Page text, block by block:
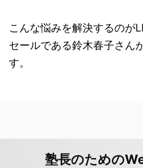
こんな悩みを解決するのが
セールである鈴木春子さん
す。
塾長のための